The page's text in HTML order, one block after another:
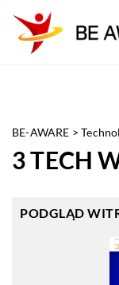
BE-AWARE >
3 TECH
PODGLĄD